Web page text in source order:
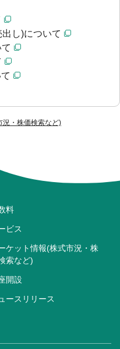
況・株価検索など)
し)について
料
ビス
ケット情報(株式市況・株
索など)
開設
ースリリース